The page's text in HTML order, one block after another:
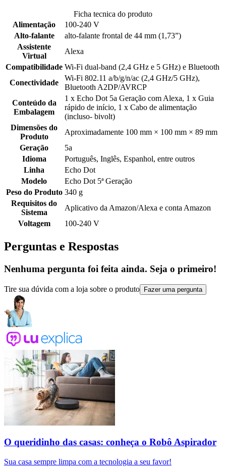
Ficha tecnica do produto
Alimentação
100-240 V
Alto-falante
alto-falante frontal de 44 mm (1,73”)
Assistente
Virtual
Alexa
Compatibilidade Wi-Fi dual-band (2,4 GHz e 5 GHz) e Bluetooth
Conectividade
Wi-Fi 802.11 a/b/g/n/ac (2,4 GHz/5 GHz),
Bluetooth A2DP/AVRCP
Conteúdo da
Embalagem
1 x Echo Dot 5a Geração com Alexa, 1 x Guia
rápido de início, 1 x Cabo de alimentação
(incluso- bivolt)
Dimensões do
Produto
Aproximadamente 100 mm × 100 mm × 89 mm
Geração
5a
Idioma
Português, Inglês, Espanhol, entre outros
Linha
Echo Dot
Modelo
Echo Dot 5ª Geração
Peso do Produto 340 g
Requisitos do
Sistema
Aplicativo da Amazon/Alexa e conta Amazon
Voltagem
100-240 V
Perguntas e Respostas
Nenhuma pergunta foi feita ainda. Seja o primeiro!
Tire sua dúvida com a loja sobre o produto Fazer uma pergunta
O queridinho das casas: conheça o Robô Aspirador
Sua casa sempre limpa com a tecnologia a seu favor!